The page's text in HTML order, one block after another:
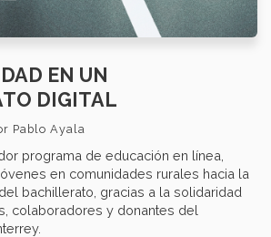
EN UN
DIGITAL
Pablo Ayala
programa de educación en línea,
en comunidades rurales hacia la
bachillerato, gracias a la solidaridad
colaboradores y donantes del